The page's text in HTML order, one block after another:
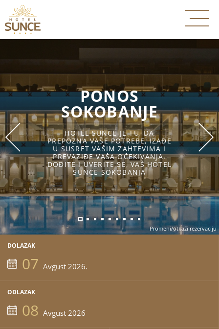
PONOS
SOKOBANJE
HOTEL SUNCE JE TU, DA
PREPOZNA VAŠE POTREBE, IZAĐE
U SUSRET VAŠIM ZAHTEVIMA I
PREVAZIĐE VAŠA OČEKIVANJA.
DOĐITE I UVERITE SE, VAŠ HOTEL
SUNCE SOKOBANJA
Promeni/otkaži rezervaciju
DOLAZAK
07 Avgust 2026.
ODLAZAK
08 Avgust 2026